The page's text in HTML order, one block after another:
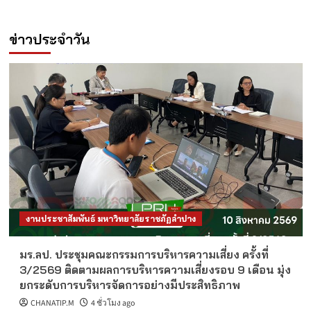
ข่าวประจำวัน
งานประชาสัมพันธ์ มหาวิทยาลัยราชภัฏลำปาง
มร.ลป. ประชุมคณะกรรมการบริหารความเสี่ยง ครั้งที่
3/2569 ติดตามผลการบริหารความเสี่ยงรอบ 9 เดือน มุ่ง
ยกระดับการบริหารจัดการอย่างมีประสิทธิภาพ
CHANATIP.M 4 ชั่วโมง ago